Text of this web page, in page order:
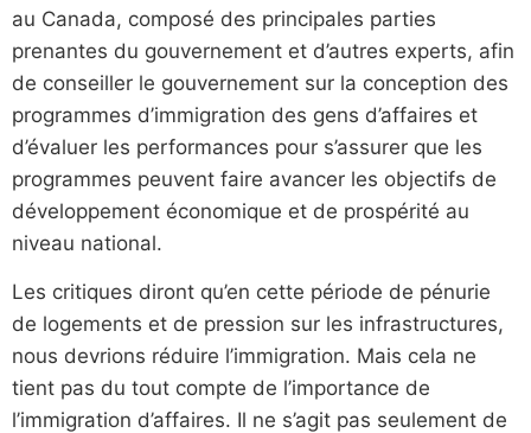
au Canada, composé des principales parties
prenantes du gouvernement et d’autres experts, afin
de conseiller le gouvernement sur la conception des
programmes d’immigration des gens d’affaires et
d’évaluer les performances pour s’assurer que les
programmes peuvent faire avancer les objectifs de
développement économique et de prospérité au
niveau national.
Les critiques diront qu’en cette période de pénurie
de logements et de pression sur les infrastructures,
nous devrions réduire l’immigration. Mais cela ne
tient pas du tout compte de l’importance de
l’immigration d’affaires. Il ne s’agit pas seulement de